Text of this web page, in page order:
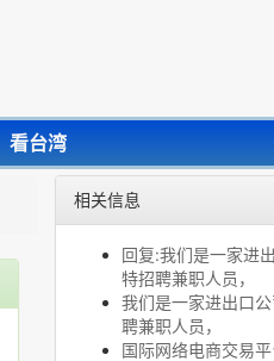
看台湾
相关信息
回复:我们是一家进
特招聘兼职人员，
我们是一家进出口
聘兼职人员，
国际网络电商交易